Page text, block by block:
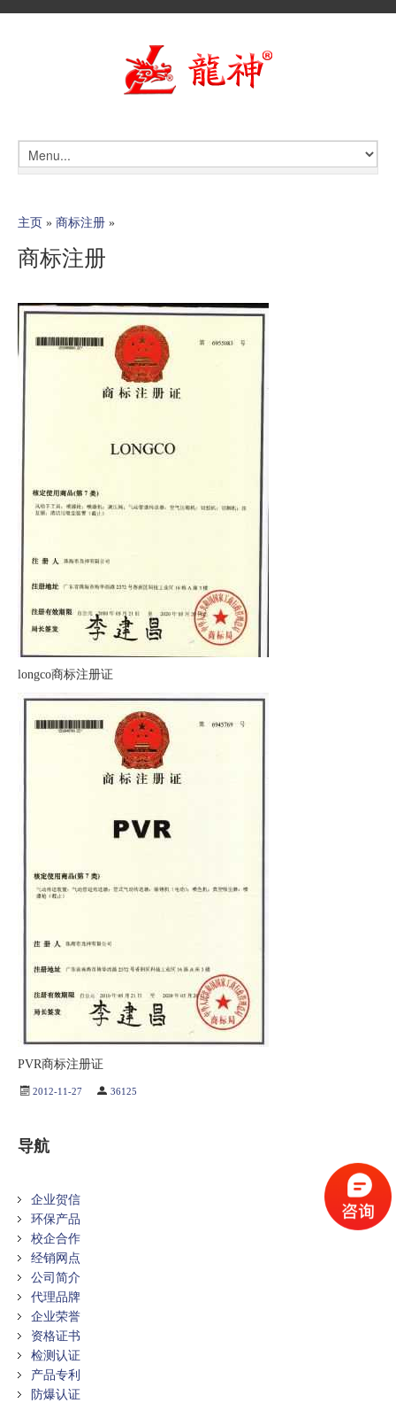
主页 » 商标注册 »
商标注册
longco商标注册证
PVR商标注册证
2012-11-27 36125
导航
企业贺信
环保产品
校企合作
经销网点
公司简介
代理品牌
企业荣誉
资格证书
检测认证
产品专利
防爆认证